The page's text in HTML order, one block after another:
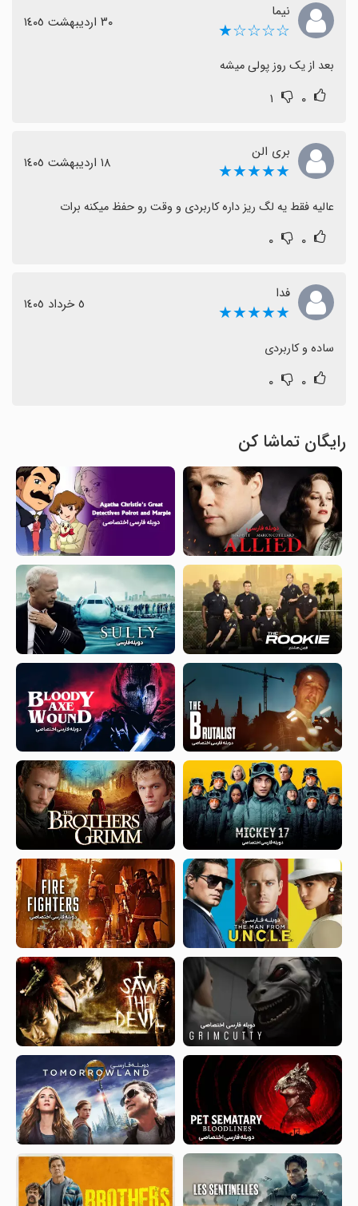
نیما
☆☆☆☆★ ٣٠ اردیبهشت ١٤٠٥
بعد از یک روز پولی میشه
۰ ۱
بری الن
★★★★★ ١٨ اردیبهشت ١٤٠٥
عالیه فقط یه لگ ریز داره کاربردی و وقت رو حفظ میکنه برات
۰ ۰
فدا
★★★★★ ٥ خرداد ١٤٠٥
ساده و کاربردی
۰ ۰
رایگان تماشا کن